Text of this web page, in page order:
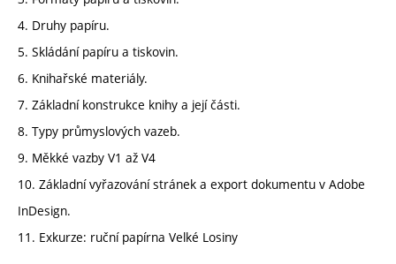
4. Druhy papíru.
5. Skládání papíru a tiskovin.
6. Knihařské materiály.
7. Základní konstrukce knihy a její části.
8. Typy průmyslových vazeb.
9. Měkké vazby V1 až V4
10. Základní vyřazování stránek a export dokumentu v Adobe
InDesign.
11. Exkurze: ruční papírna Velké Losiny